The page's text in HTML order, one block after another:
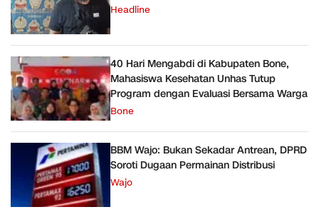
Headline
40 Hari Mengabdi di Kabupaten Bone,
Mahasiswa Kesehatan Unhas Tutup
Program dengan Evaluasi Bersama Warga
Bone
BBM Wajo: Bukan Sekadar Antrean, DPRD
Soroti Dugaan Permainan Distribusi
Wajo